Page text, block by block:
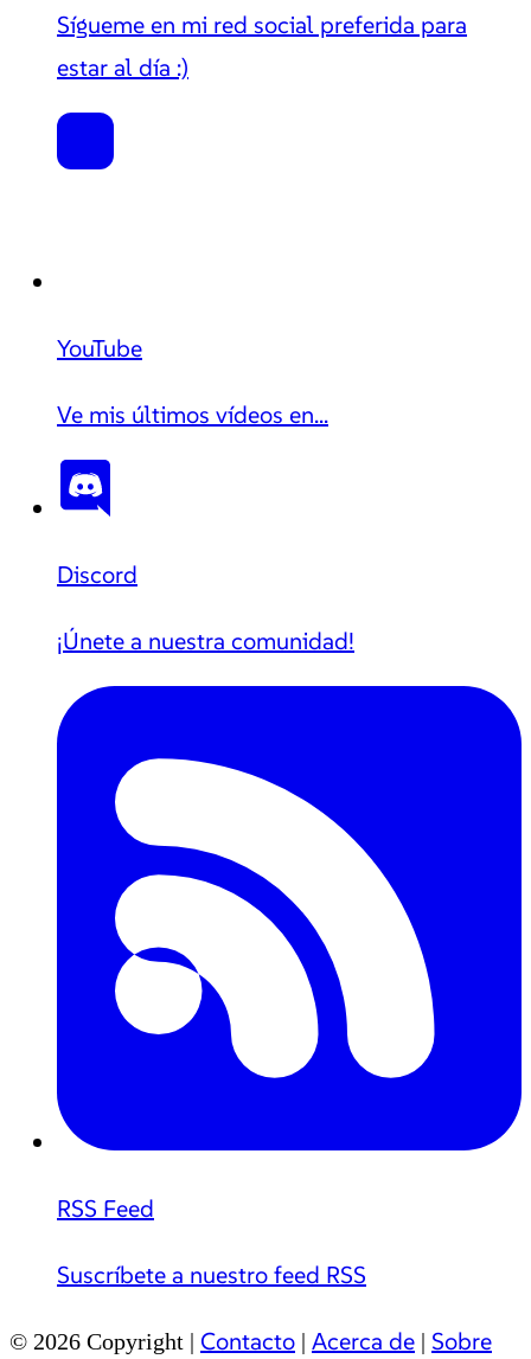
Sígueme en mi red social preferida para
estar al día :)
YouTube
Ve mis últimos vídeos en...
Discord
¡Únete a nuestra comunidad!
RSS Feed
Suscríbete a nuestro feed RSS
© 2026 Copyright | Contacto | Acerca de | Sobre